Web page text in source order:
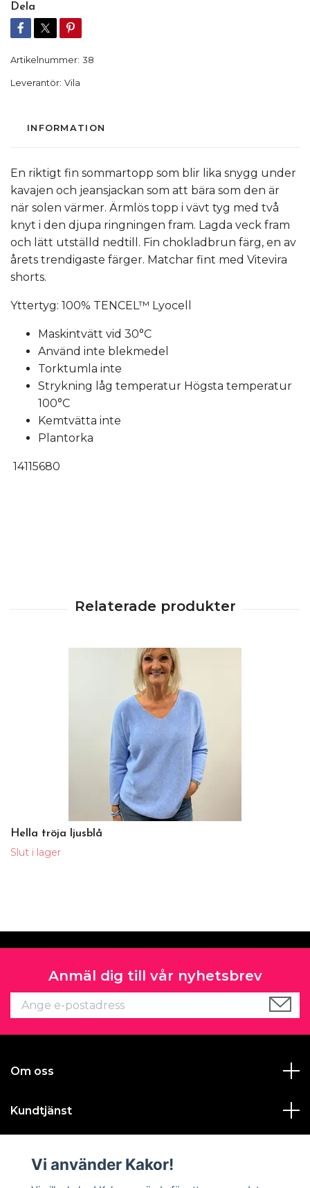
Dela
Artikelnummer: 38
Leverantör: Vila
INFORMATION
En riktigt fin sommartopp som blir lika snygg under
kavajen och jeansjackan som att bära som den är
när solen värmer. Ärmlös topp i vävt tyg med två
knyt i den djupa ringningen fram. Lagda veck fram
och lätt utställd nedtill. Fin chokladbrun färg, en av
årets trendigaste färger. Matchar fint med Vitevira
shorts.
Yttertyg: 100% TENCEL™ Lyocell
Maskintvätt vid 30°C
Använd inte blekmedel
Torktumla inte
Strykning låg temperatur Högsta temperatur
100°C
Kemtvätta inte
Plantorka
14115680
Hella tröja ljusblå
Slut i lager
Anmäl dig till vår nyhetsbrev
Om oss
Kundtjänst
Vi använder Kakor!